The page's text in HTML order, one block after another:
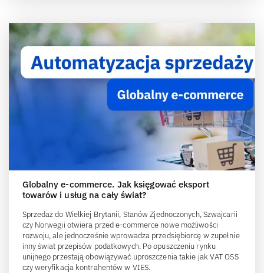
Globalny e-commerce. Jak księgować eksport
towarów i usług na cały świat?
Sprzedaż do Wielkiej Brytanii, Stanów Zjednoczonych, Szwajcarii
czy Norwegii otwiera przed e-commerce nowe możliwości
rozwoju, ale jednocześnie wprowadza przedsiębiorcę w zupełnie
inny świat przepisów podatkowych. Po opuszczeniu rynku
unijnego przestają obowiązywać uproszczenia takie jak VAT OSS
czy weryfikacja kontrahentów w VIES.